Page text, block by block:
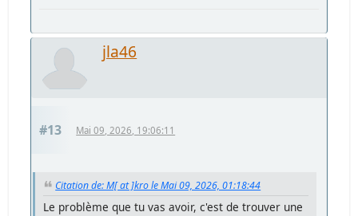
jla46
#13 Mai 09, 2026, 19:06:11
Citation de: M[ at ]kro le Mai 09, 2026, 01:18:44
Le problème que tu vas avoir, c'est de trouver une